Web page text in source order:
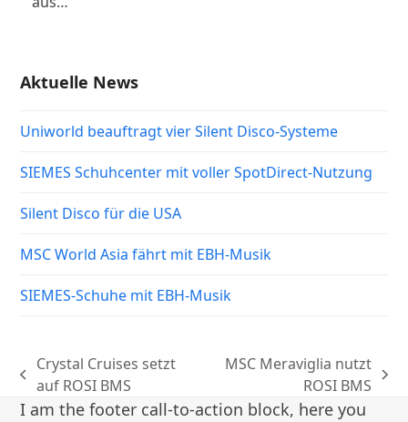
Aktuelle News
Uniworld beauftragt vier Silent Disco-Systeme
SIEMES Schuhcenter mit voller SpotDirect-Nutzung
Silent Disco für die USA
MSC World Asia fährt mit EBH-Musik
SIEMES-Schuhe mit EBH-Musik
vorheriger
Beitrag:
Crystal Cruises setzt
auf ROSI BMS
Beitrag:
MSC Meraviglia nutzt
ROSI BMS
I am the footer call-to-action block, here you